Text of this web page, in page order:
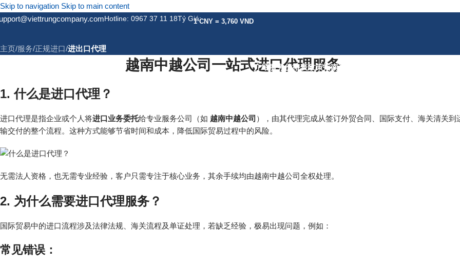
Skip to navigation Skip to main content
Hotline: 0967 37 11 18Tỷ Giá:1 CNY = 3,760 VND
介绍服务价格表政策指南新闻
进出口代理
主页/服务/正规进口/进出口代理
越南中越公司一站式进口代理服务
1. 什么是进口代理？
进口代理是指企业或个人将进口业务委托给专业服务公司（如 越南中越公司 ），由其代理完成从签订外贸合同、国际支付、海关清关到
输交付的整个流程。这种方式能够节省时间和成本，降低国际贸易过程中的风险。
无需法人资格，也无需专业经验，客户只需专注于核心业务，其余手续均由越南中越公司全权处理。
2. 为什么需要进口代理服务？
国际贸易中的进口流程涉及法律法规、海关流程及单证处理，若缺乏经验，极易出现问题，例如：
常见错误：